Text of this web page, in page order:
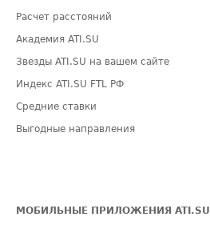
Расчет расстояний
Академия ATI.SU
Звезды ATI.SU на вашем сайте
Индекс ATI.SU FTL РФ
Средние ставки
Выгодные направления
МОБИЛЬНЫЕ ПРИЛОЖЕНИЯ ATI.SU